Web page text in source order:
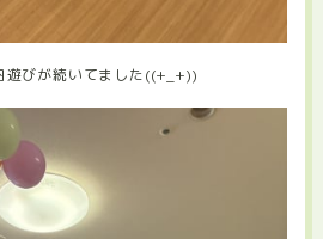
遊びが続いてました((+_+))